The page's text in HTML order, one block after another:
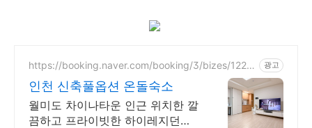
https://booking.naver.com/booking/3/bizes/1224
광고
인천 신축풀옵션 온돌숙소
월미도 차이나타운 인근 위치한 깔
끔하고 프라이빗한 하이레지던스